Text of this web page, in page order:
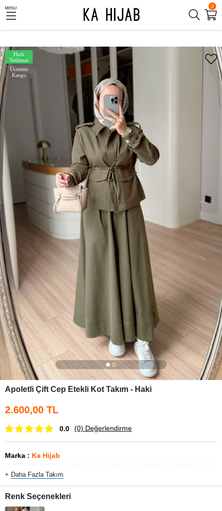
0
MENU
Ücretsiz
Kargo
Hızlı
Teslimat
Apoletli Çift Cep Etekli Kot Takım - Haki
2.600,00 TL
0.0 (0) Değerlendirme
Marka : Ka Hijab
+ Daha Fazla Takım
Renk Seçenekleri